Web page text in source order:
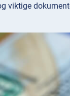
viktige